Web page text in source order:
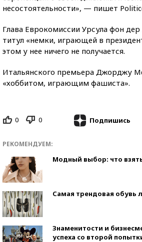
несостоятельности», — пишет
Глава Еврокомиссии Урсула фон
титул «немки, играющей в
этом у нее ничего не получается.
Итальянского премьера Джорджу
«хоббитом, играющим фашиста».
0 0 Подпишись
РЕКОМЕНДУЕМ:
Модный выбор: что
Самая трендовая обувь
Знаменитости и
успеха со второй